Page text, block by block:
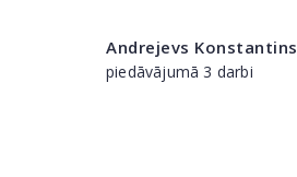
Andrejevs Konstantins
piedāvājumā 3 darbi